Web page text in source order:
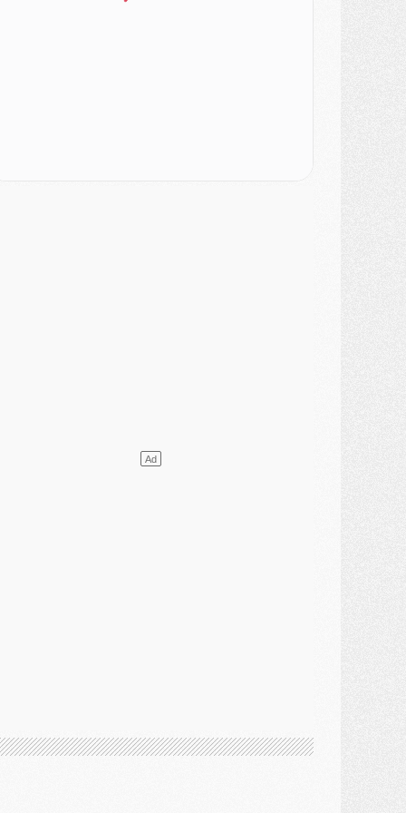
- Un hommage prévu lors de Brest/PSG
- Le statu quo du milieu du PSG se précise